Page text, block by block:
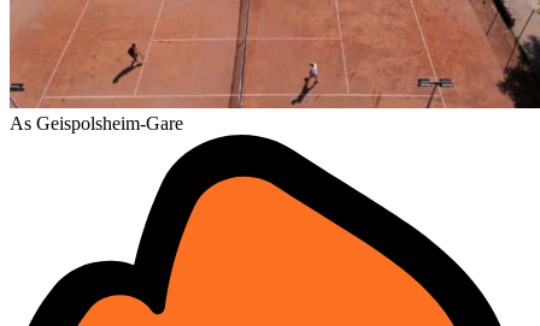
As Geispolsheim-Gare